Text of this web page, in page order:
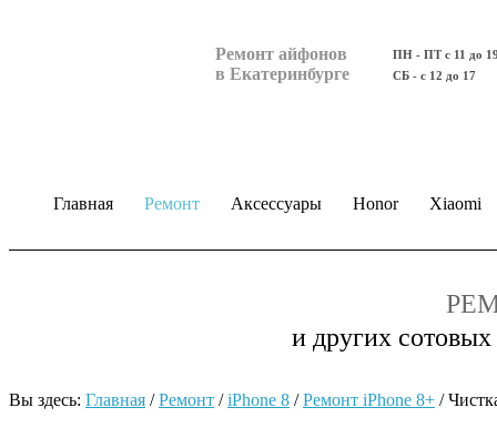
Ремонт айфонов
в Екатеринбурге
ПН - ПТ с 11 до
СБ - с 12 до 17
Главная Ремонт Аксессуары Honor Xiaomi
и других
Вы здесь: Главная /Ремонт /iPhone 8 /Ремонт iPhone 8+ /